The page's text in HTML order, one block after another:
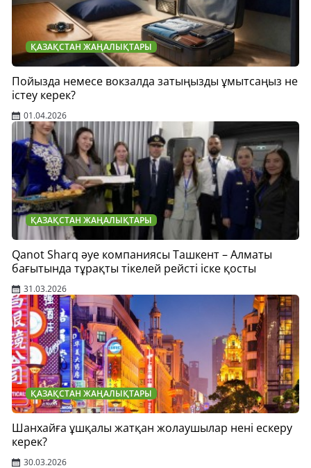
ҚАЗАҚСТАН ЖАҢАЛЫҚТАРЫ
Пойызда немесе вокзалда затыңызды ұмытсаңыз не
істеу керек?
01.04.2026
ҚАЗАҚСТАН ЖАҢАЛЫҚТАРЫ
Qanot Sharq әуе компаниясы Ташкент – Алматы
бағытында тұрақты тікелей рейсті іске қосты
31.03.2026
ҚАЗАҚСТАН ЖАҢАЛЫҚТАРЫ
Шанхайға ұшқалы жатқан жолаушылар нені ескеру
керек?
30.03.2026